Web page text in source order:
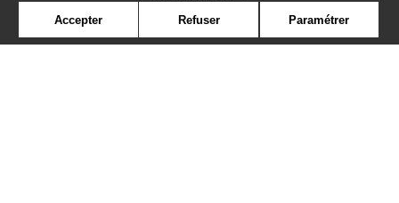
Accepter Refuser Paramétrer